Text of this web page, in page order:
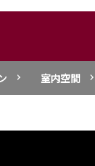
室内空間